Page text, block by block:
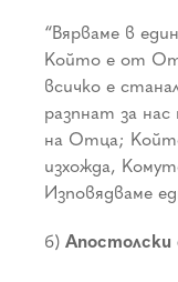
“Вярваме в
Който е от
всичко е
разпнат за
на Отца;
изхожда,
Изповядваме
б) Апостолски